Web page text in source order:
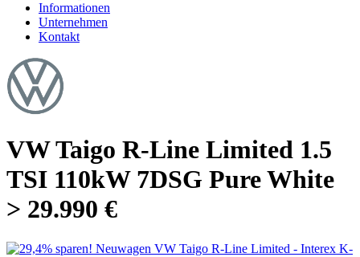
Informationen
Unternehmen
Kontakt
VW Taigo R-Line Limited 1.5
TSI 110kW 7DSG Pure White
> 29.990 €